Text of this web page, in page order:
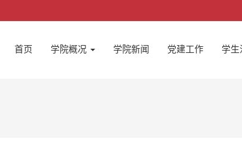
首页 学院概况 学院新闻 党建工作 学